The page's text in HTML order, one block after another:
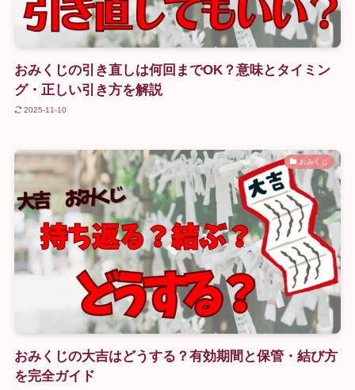
おみくじの引き直しは何回までOK？意味とタイミン
グ・正しい引き方を解説
2025-11-10
おみくじ
おみくじの大吉はどうする？有効期間と保管・結び方
を完全ガイド